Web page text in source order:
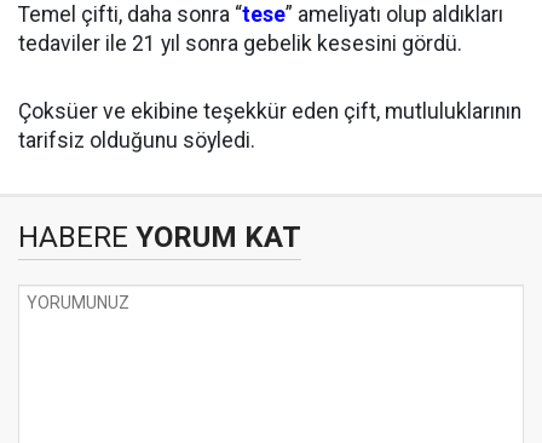
Temel çifti, daha sonra “tese” ameliyatı olup aldıkları
tedaviler ile 21 yıl sonra gebelik kesesini gördü.
Çoksüer ve ekibine teşekkür eden çift, mutluluklarının
tarifsiz olduğunu söyledi.
HABERE YORUM KAT